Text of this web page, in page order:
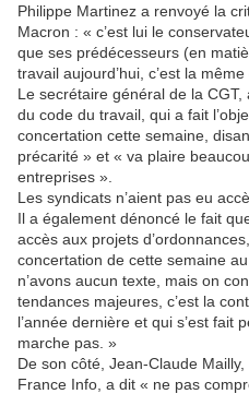
Philippe Martinez a renvoyé la
Macron : « c’est lui le
que ses prédécesseurs (en
travail aujourd’hui, c’est la
Le secrétaire général de la
du code du travail, qui a fait
concertation cette semaine,
précarité » et « va plaire
entreprises ».
Les syndicats n’aient pas eu
Il a également dénoncé le fait
accès aux projets
concertation de cette semaine
n’avons aucun texte, mais on
tendances majeures, c’est la
l’année dernière et qui s’est fait
marche pas. »
De son côté, Jean-Claude
France Info, a dit « ne pas